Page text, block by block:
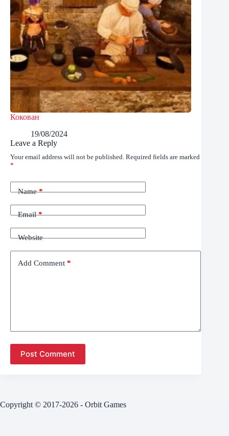
Кокован
19/08/2024
Leave a Reply
Your email address will not be published. Required fields are marked
*
Name*
Email*
Website
Add Comment *
Post Comment
Copyright © 2017-2026 - Orbit Games